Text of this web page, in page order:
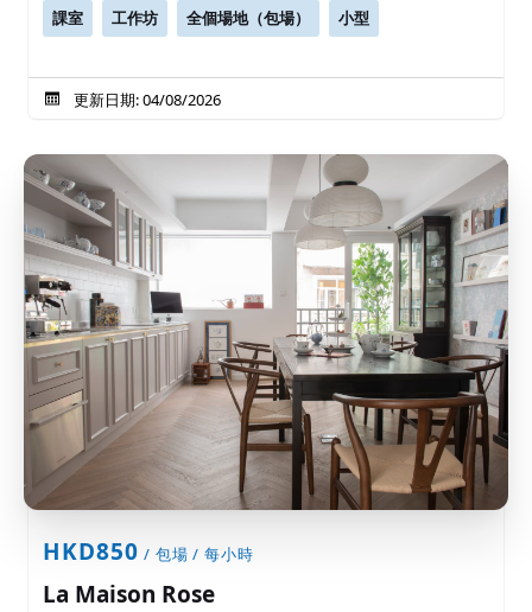
課室 工作坊 全個場地（包場） 小型
更新日期: 04/08/2026
HKD850 / 包場 / 每小時
La Maison Rose